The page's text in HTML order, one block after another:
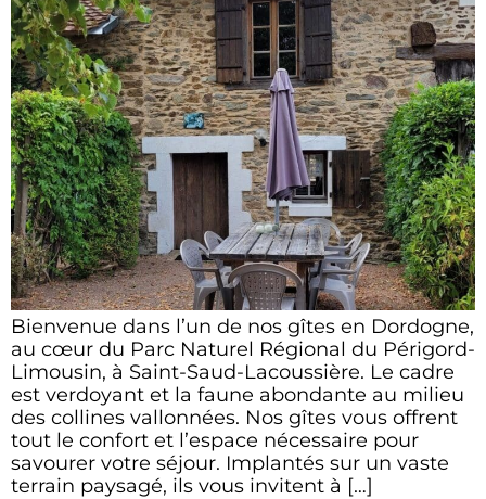
Bienvenue dans l’un de nos gîtes en Dordogne,
au cœur du Parc Naturel Régional du Périgord-
Limousin, à Saint-Saud-Lacoussière. Le cadre
est verdoyant et la faune abondante au milieu
des collines vallonnées. Nos gîtes vous offrent
tout le confort et l’espace nécessaire pour
savourer votre séjour. Implantés sur un vaste
terrain paysagé, ils vous invitent à […]